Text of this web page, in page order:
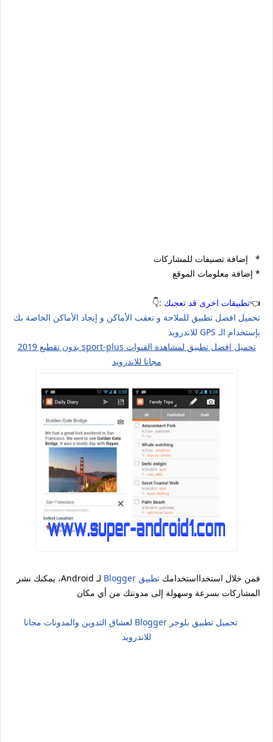
* إضافة تصنيفات للمشاركات
* إضافة معلومات الموقع
👈تطبيقات اخرى قد تعجبك :👇
تحميل افضل تطبيق للملاحة و تعقب الأماكن و إيجاد الأماكن الخاصة بك
بإستخدام الـ GPS للاندرويد
تحميل افضل تطبيق لمشاهدة القنوات sport-plus بدون تقطيع 2019
مجانا للاندرويد
فمن خلال استخدااستخدامك تطبيق Blogger
لـ Android، يمكنك نشر
المشاركات بسرعة وسهولة إلى مدونتك من أي مكان
تحميل تطبيق بلوجر Blogger لعشاق التدوين والمدونات مجانا
للاندرويد